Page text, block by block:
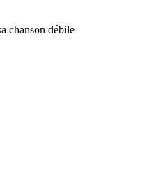
chanson débile